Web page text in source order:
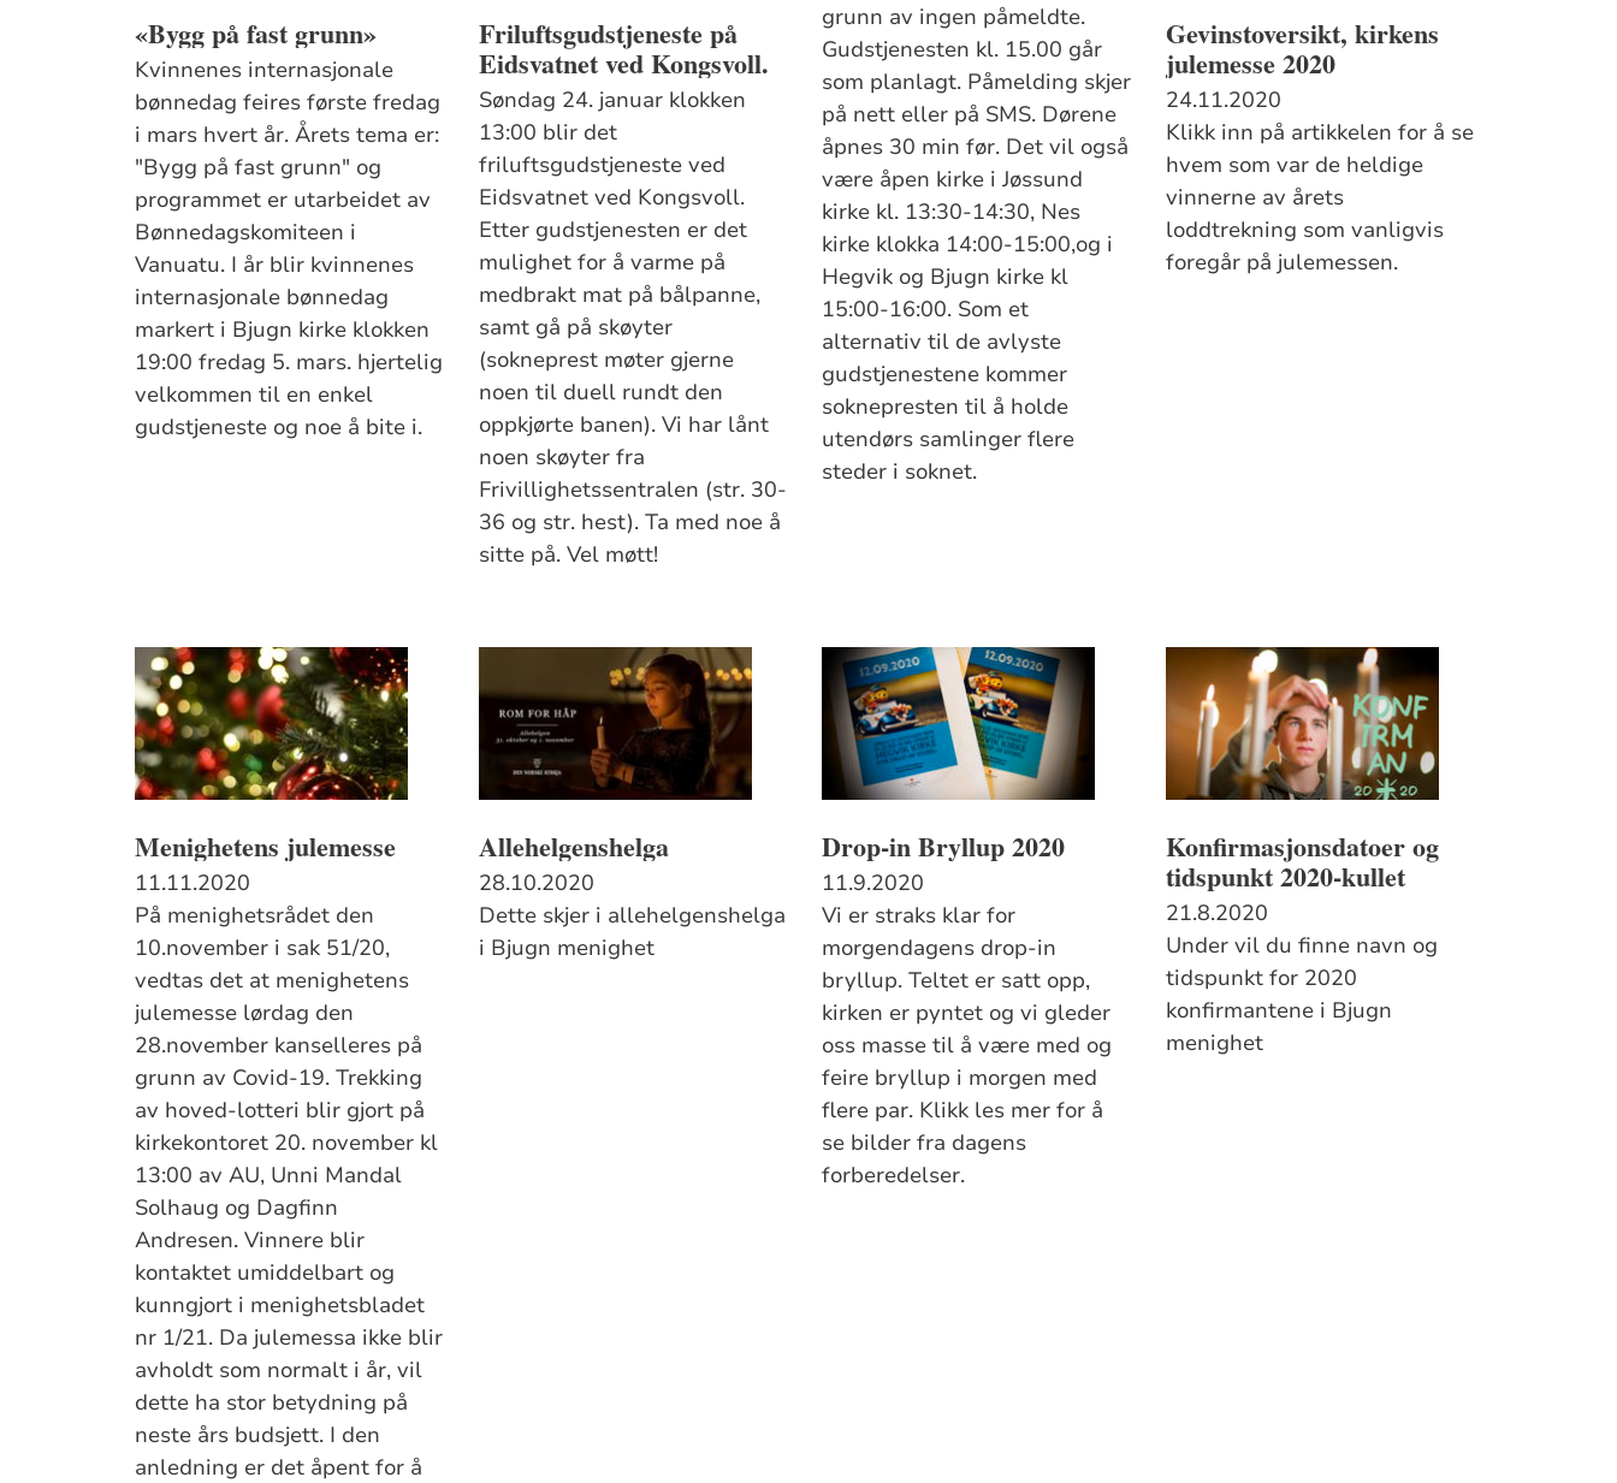
«Bygg på fast grunn»
Kvinnenes internasjonale
bønnedag feires første fredag
i mars hvert år. Årets tema er:
"Bygg på fast grunn" og
programmet er utarbeidet av
Bønnedagskomiteen i
Vanuatu. I år blir kvinnenes
internasjonale bønnedag
markert i Bjugn kirke klokken
19:00 fredag 5. mars. hjertelig
velkommen til en enkel
gudstjeneste og noe å bite i.
Friluftsgudstjeneste på
Eidsvatnet ved Kongsvoll.
Søndag 24. januar klokken
13:00 blir det
friluftsgudstjeneste ved
Eidsvatnet ved Kongsvoll.
Etter gudstjenesten er det
mulighet for å varme på
medbrakt mat på bålpanne,
samt gå på skøyter
(sokneprest møter gjerne
noen til duell rundt den
oppkjørte banen). Vi har lånt
noen skøyter fra
Frivillighetssentralen (str. 30-
36 og str. hest). Ta med noe å
sitte på. Vel møtt!
grunn av ingen påmeldte.
Gudstjenesten kl. 15.00 går
som planlagt. Påmelding skjer
på nett eller på SMS. Dørene
åpnes 30 min før. Det vil også
være åpen kirke i Jøssund
kirke kl. 13:30-14:30, Nes
kirke klokka 14:00-15:00,og i
Hegvik og Bjugn kirke kl
15:00-16:00. Som et
alternativ til de avlyste
gudstjenestene kommer
soknepresten til å holde
utendørs samlinger flere
steder i soknet.
Gevinstoversikt, kirkens
julemesse 2020
24.11.2020
Klikk inn på artikkelen for å se
hvem som var de heldige
vinnerne av årets
loddtrekning som vanligvis
foregår på julemessen.
Menighetens julemesse
11.11.2020
På menighetsrådet den
10.november i sak 51/20,
vedtas det at menighetens
julemesse lørdag den
28.november kanselleres på
grunn av Covid-19. Trekking
av hoved-lotteri blir gjort på
kirkekontoret 20. november kl
13:00 av AU, Unni Mandal
Solhaug og Dagfinn
Andresen. Vinnere blir
kontaktet umiddelbart og
kunngjort i menighetsbladet
nr 1/21. Da julemessa ikke blir
avholdt som normalt i år, vil
dette ha stor betydning på
neste års budsjett. I den
anledning er det åpent for å
Allehelgenshelga
28.10.2020
Dette skjer i allehelgenshelga
i Bjugn menighet
Drop-in Bryllup 2020
11.9.2020
Vi er straks klar for
morgendagens drop-in
bryllup. Teltet er satt opp,
kirken er pyntet og vi gleder
oss masse til å være med og
feire bryllup i morgen med
flere par. Klikk les mer for å
se bilder fra dagens
forberedelser.
Konfirmasjonsdatoer og
tidspunkt 2020-kullet
21.8.2020
Under vil du finne navn og
tidspunkt for 2020
konfirmantene i Bjugn
menighet